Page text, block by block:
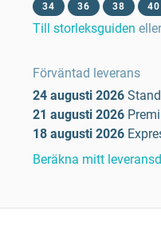
34 36 38 40
Till storleksguiden eller
Förväntad leverans
24 augusti 2026
21 augusti 2026
18 augusti 2026
Beräkna mitt